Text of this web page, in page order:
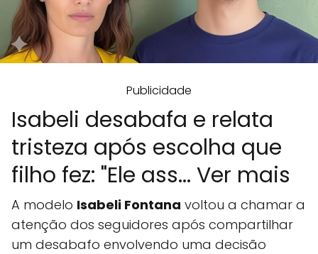
Publicidade
Isabeli desabafa e relata
tristeza após escolha que
filho fez: "Ele ass... Ver mais
A modelo Isabeli Fontana voltou a chamar a
atenção dos seguidores após compartilhar
um desabafo envolvendo uma decisão